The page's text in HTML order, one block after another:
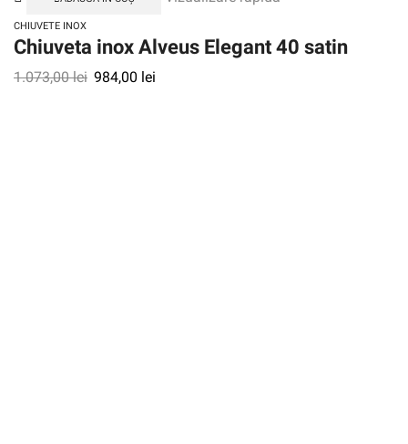
CHIUVETE INOX
Chiuveta inox Alveus Elegant 40 satin
1.073,00lei 984,00 lei